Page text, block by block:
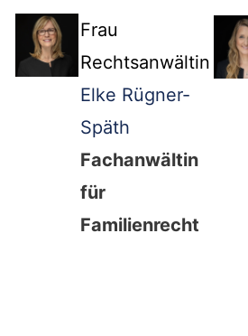
Frau
Rechtsanwältin
Elke Rügner-
Späth
Fachanwältin
für
Familienrecht